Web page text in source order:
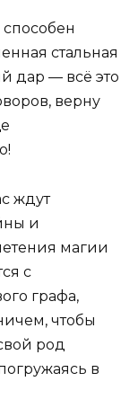
стальная
дар — всё это
верну
ждут
и
магии
с
графа,
чтобы
род
в